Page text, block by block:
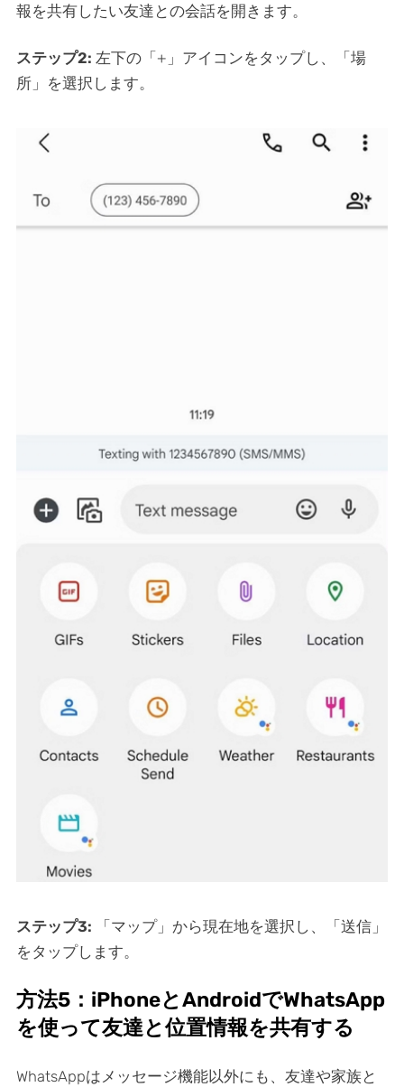
報を共有したい友達との会話を開きます。
ステップ2: 左下の「+」アイコンをタップし、「場
所」を選択します。
ステップ3:
「マップ」から現在地を選択し、「送信」
をタップします。
方法5：iPhoneとAndroidでWhatsApp
を使って友達と位置情報を共有する
WhatsAppはメッセージ機能以外にも、友達や家族と